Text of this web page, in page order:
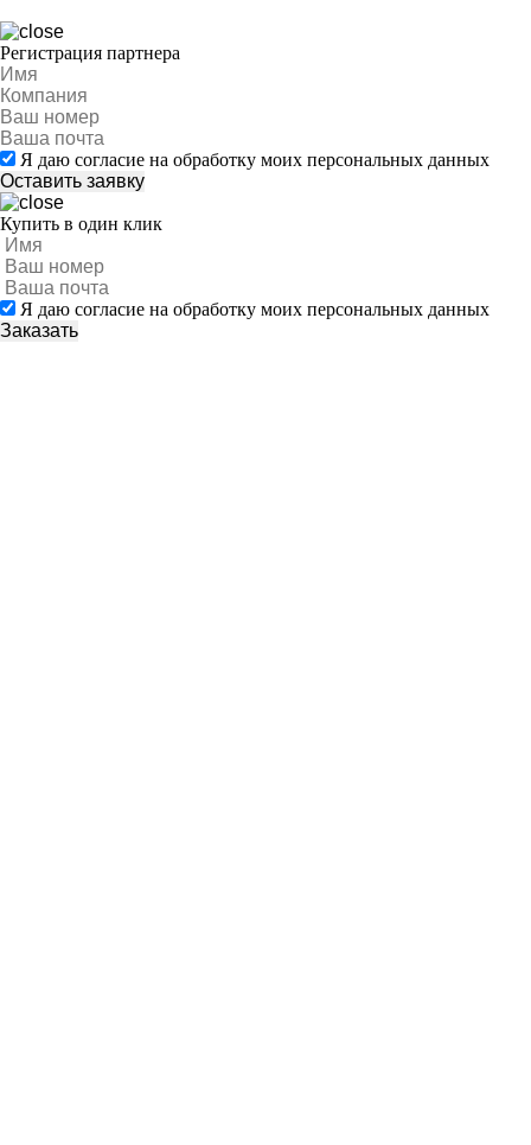
Регистрация партнера
Я даю согласие на обработку моих персональных данных
Купить в один клик
Я даю согласие на обработку моих персональных данных